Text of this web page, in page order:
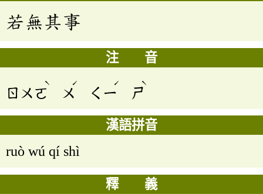
若無其事
注 音
ㄖㄨㄛ
ˋ
ㄨ
ˊ
ㄑㄧ
ˊ
ㄕ
ˋ
漢語拼音
ruò wú qí shì
釋 義